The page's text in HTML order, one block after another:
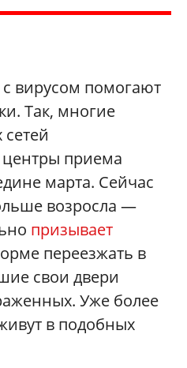
вирусом помогают
Так, многие
центры приема
марта. Сейчас
возросла —
призывает
переезжать в
свои двери
Уже более
в подобных